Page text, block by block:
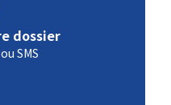
dossier
SMS